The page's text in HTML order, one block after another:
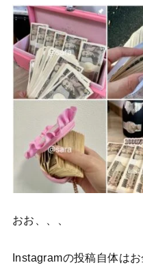
おお、、、
Instagramの投稿自体は